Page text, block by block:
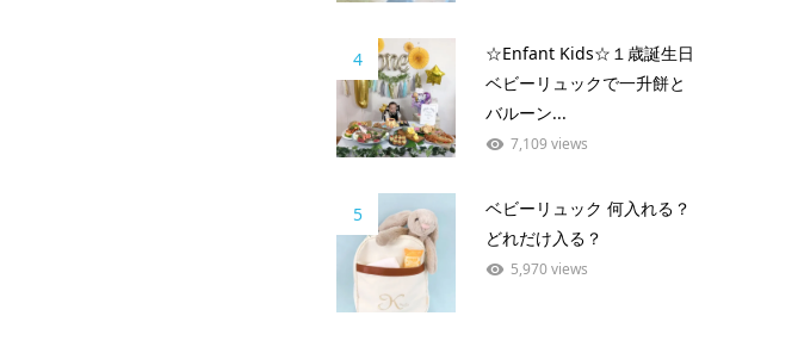
4
☆Enfant Kids☆１歳誕生日
ベビーリュックで一升餅と
バルーン...
7,109 views
5
ベビーリュック 何入れる？
どれだけ入る？
5,970 views